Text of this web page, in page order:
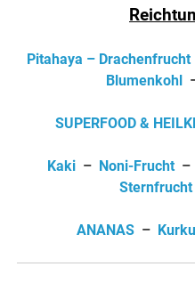
Pitahaya – Drachenfrucht
Blumenkohl
SUPERFOOD &
Kaki– Noni-Frucht–
Sternfrucht
ANANAS –